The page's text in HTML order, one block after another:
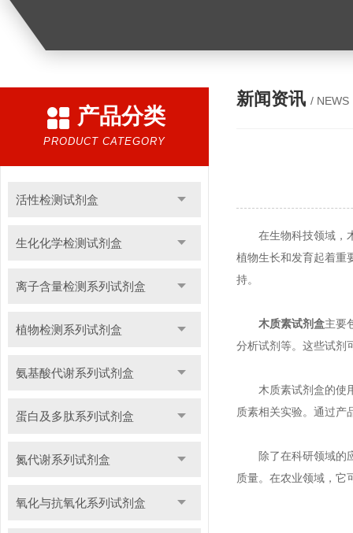
产品分类
PRODUCT CATEGORY
活性检测试剂盒
生化化学检测试剂盒
离子含量检测系列试剂盒
植物检测系列试剂盒
氨基酸代谢系列试剂盒
蛋白及多肽系列试剂盒
氮代谢系列试剂盒
氧化与抗氧化系列试剂盒
新闻资讯 / NEWS
在生物科技领域，木
植物生长和发育起着重
持。
木质素试剂盒主要
分析试剂等。这些试剂
木质素试剂盒的使用
质素相关实验。通过产
除了在科研领域的应
质量。在农业领域，它